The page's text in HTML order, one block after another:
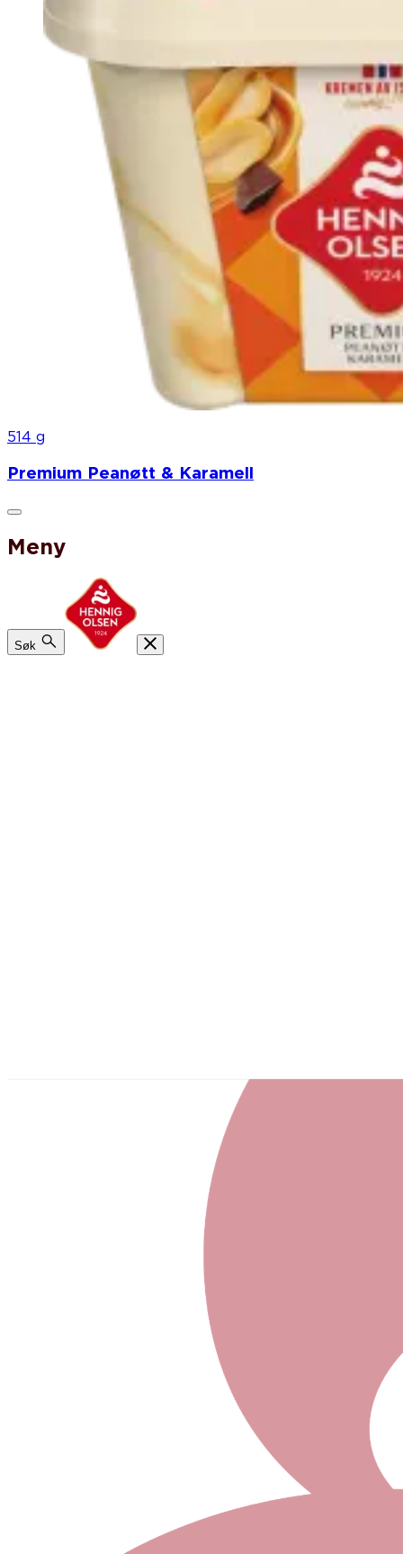
514 g
Premium Peanøtt & Karamell
Meny
Søk